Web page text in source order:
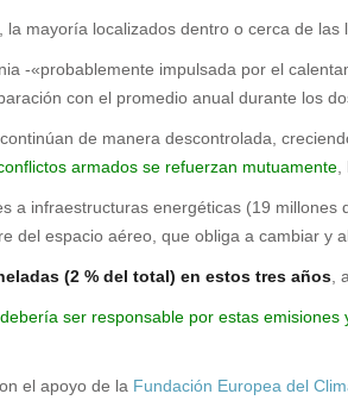
mayoría localizados dentro o cerca de las
-«probablemente impulsada por el
con el promedio anual durante los
de manera descontrolada,
armados se refuerzan mutuamente
infraestructuras energéticas (19
del espacio aéreo, que obliga a cambiar y
(2 % del total) en estos tres años
ser responsable por estas
el apoyo de la Fundación Europea del